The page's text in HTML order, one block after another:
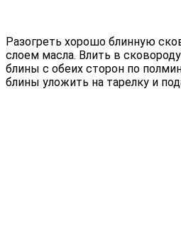
Разогреть хорошо блинную
слоем масла. Влить в
блины с обеих сторон по
блины уложить на тарелку и